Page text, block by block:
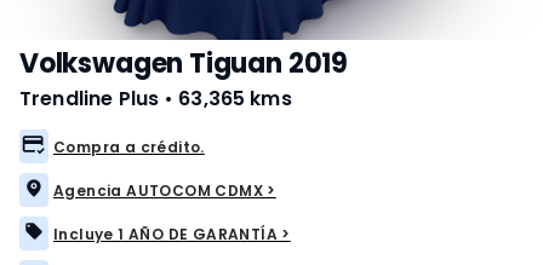
Volkswagen Tiguan 2019
Trendline Plus • 63,365 kms
Compra a crédito.
Agencia AUTOCOM CDMX >
Incluye 1 AÑO DE GARANTÍA >